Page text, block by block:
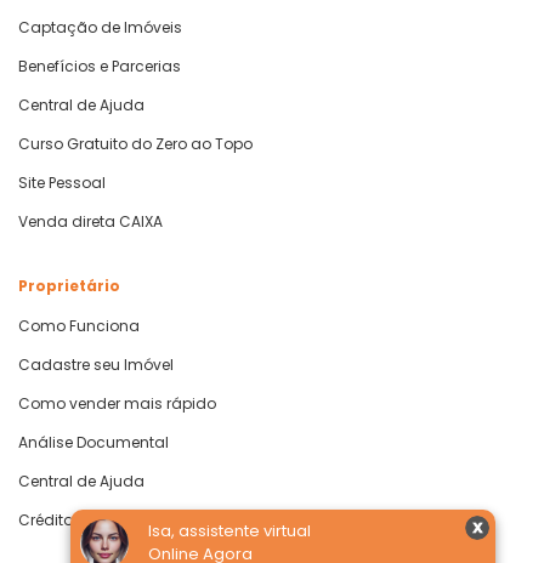
Isa, assistente virtual
Online Agora
Captação de Imóveis
Benefícios e Parcerias
Central de Ajuda
Curso Gratuito do Zero ao Topo
Site Pessoal
Venda direta CAIXA
Proprietário
Como Funciona
Cadastre seu Imóvel
Como vender mais rápido
Análise Documental
Central de Ajuda
Crédito com Garantia de Imóvel